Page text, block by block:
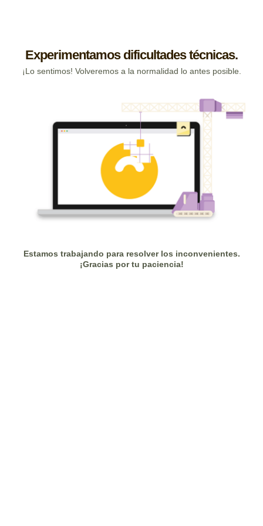
Experimentamos dificultades técnicas.
¡Lo sentimos! Volveremos a la normalidad lo antes posible.
Estamos trabajando para resolver los inconvenientes.
¡Gracias por tu paciencia!